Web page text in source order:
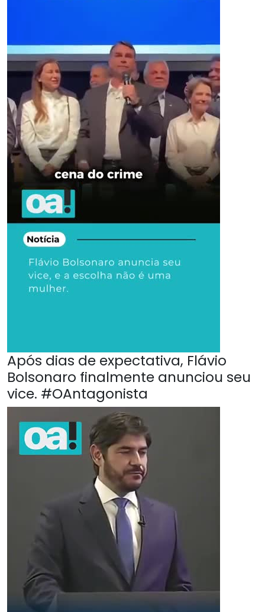
Após dias de expectativa, Flávio
Bolsonaro finalmente anunciou seu
vice. #OAntagonista